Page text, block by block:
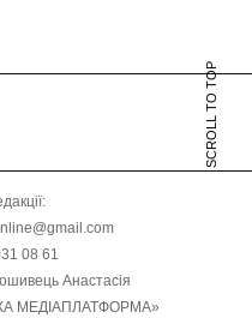
SCROLL TO TOP
08 61
Анастасія
МЕДІАПЛАТФОРМА»